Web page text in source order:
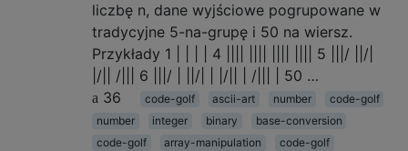
liczbę n, dane wyjściowe pogrupowane w
tradycyjne 5-na-grupę i 50 na wiersz.
Przykłady 1 | | | | 4 |||| |||| |||| |||| 5 |||/ ||/|
|/|| /||| 6 |||/ | ||/| | |/|| | /||| | 50 …
36
code-golf ascii-art number
code-golf
number
integer binary
base-conversion
code-golf
array-manipulation
code-golf